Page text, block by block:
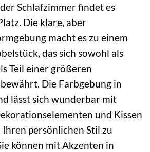
Schlafzimmer findet es
Die klare, aber
macht es zu einem
das sich sowohl als
Teil einer größeren
Die Farbgebung in
lässt sich wunderbar mit
und Kissen
persönlichen Stil zu
können mit Akzenten in